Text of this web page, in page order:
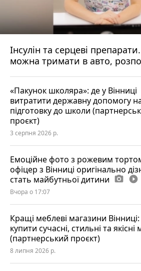
Інсулін та серцеві
можна тримати в авто,
«Пакунок школяра»: де у Вінниці
витратити державну допомогу
підготовку до школи
проєкт)
3 серпня 2026 р.
Емоційне фото з рожевим
офіцер з Вінниці оригінально
стать майбутньої дитини photo_camera play_circle_filled
Вчора о 17:07
Кращі меблеві магазини
купити сучасні, стильні та якісні
(партнерський проєкт)
8 липня 2026 р.